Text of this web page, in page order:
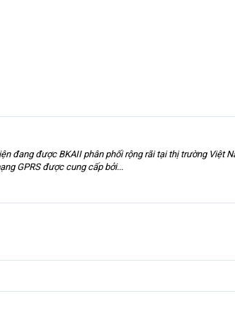
đang được BKAII phân phối rộng rãi tại thị trường Việt
GPRS được cung cấp bởi...